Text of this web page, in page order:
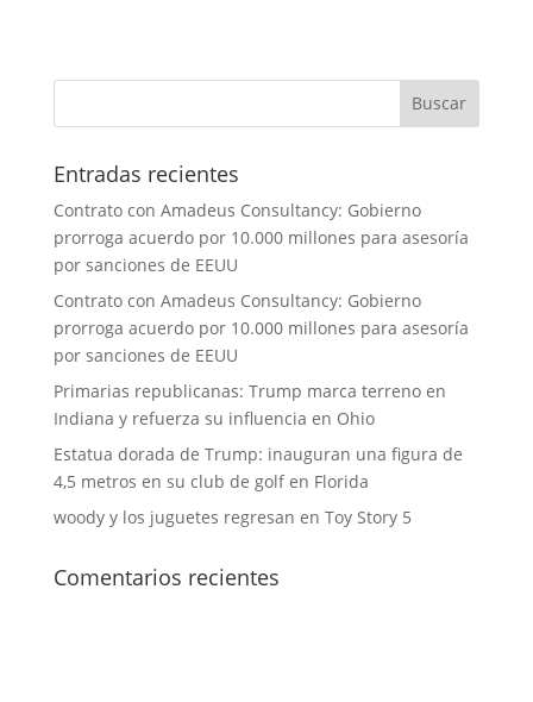
Entradas recientes
Contrato con Amadeus Consultancy: Gobierno
prorroga acuerdo por 10.000 millones para asesoría
por sanciones de EEUU
Contrato con Amadeus Consultancy: Gobierno
prorroga acuerdo por 10.000 millones para asesoría
por sanciones de EEUU
Primarias republicanas: Trump marca terreno en
Indiana y refuerza su influencia en Ohio
Estatua dorada de Trump: inauguran una figura de
4,5 metros en su club de golf en Florida
woody y los juguetes regresan en Toy Story 5
Comentarios recientes